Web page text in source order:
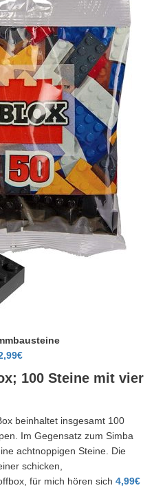
100 Steine mit vier
beinhaltet insgesamt 100
Im Gegensatz zum Simba
achtnoppigen Steine. Die
schicken,
für mich hören sich 4,99€